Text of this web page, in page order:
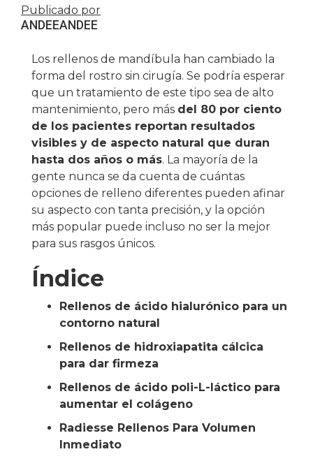
Publicado por
ANDEEANDEE
Los rellenos de mandíbula han cambiado la
forma del rostro sin cirugía. Se podría esperar
que un tratamiento de este tipo sea de alto
mantenimiento, pero más del 80 por ciento
de los pacientes reportan resultados
visibles y de aspecto natural que duran
hasta dos años o más. La mayoría de la
gente nunca se da cuenta de cuántas
opciones de relleno diferentes pueden afinar
su aspecto con tanta precisión, y la opción
más popular puede incluso no ser la mejor
para sus rasgos únicos.
Índice
Rellenos de ácido hialurónico para un
contorno natural
Rellenos de hidroxiapatita cálcica
para dar firmeza
Rellenos de ácido poli-L-láctico para
aumentar el colágeno
Radiesse Rellenos Para Volumen
Inmediato